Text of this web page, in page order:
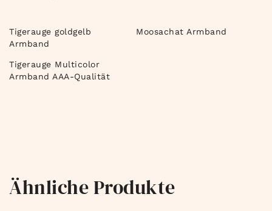
Tigerauge goldgelb
Armband
Moosachat Armband
Tigerauge Multicolor
Armband AAA-Qualität
Ähnliche Produkte